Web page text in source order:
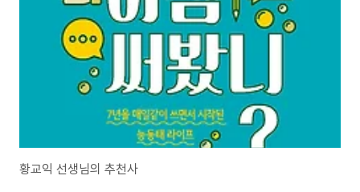
조금씩 루틴을 만들어가라고 말씀드리고 싶어요. 영어를 잘하고 싶다면 매일
조금씩 소리..
황교익 선생님의 추천사